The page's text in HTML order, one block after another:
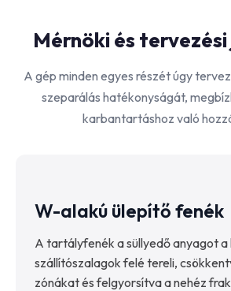
Mérnöki és
A gép minden egyes részét úgy
szeparálás hatékonyságát,
karbantartáshoz való
W-alakú ülepítő fenék
A tartályfenék a süllyedő anyagot
szállítószalagok felé tereli,
zónákat és felgyorsítva a nehéz